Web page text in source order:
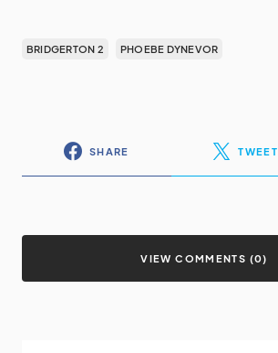
BRIDGERTON 2 PHOEBE DYNEVOR
SHARE TWEET
VIEW COMMENTS (0)